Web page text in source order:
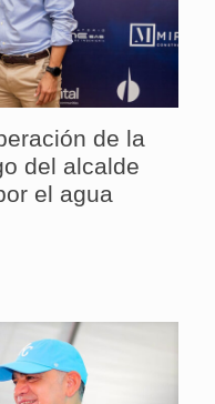
de la
del alcalde
el agua